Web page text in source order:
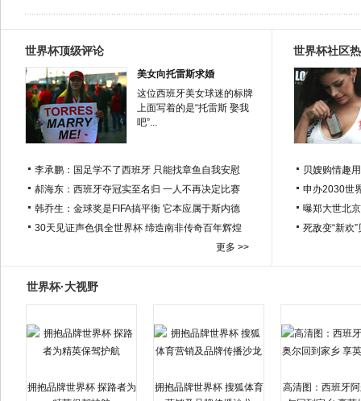
世界杯顶级评论
美女向托雷斯求婚
这位西班牙美女球迷的标牌
上面写着的是“托雷斯 娶我
吧”...
李承鹏：国足学不了西班牙 只能找章鱼自我安慰
郝海东：西班牙夺冠实至名归 一人不再决定比赛
韩乔生：金球奖是FIFA搞平衡 它本应属于斯内德
30天见证声色俱全世界杯 缔造南非传奇百年辉煌
更多 >>
世界杯社区
贝嫂购情趣
申办2030世
曝郑大世北
死敌变“新欢
世界杯·大视野
拥抱品牌世界杯 探路者为
拥抱品牌世界杯 搜狐体育
高清图：西班牙